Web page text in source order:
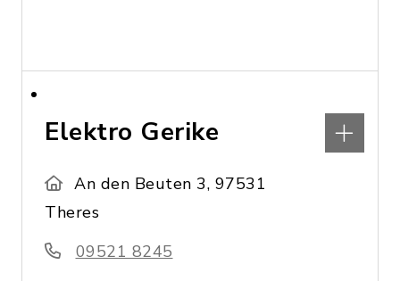
Elektro Gerike
An den Beuten 3, 97531
Theres
09521 8245